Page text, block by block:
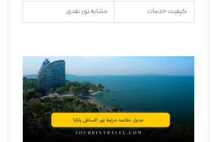
کیفیت خدمات مشابه تور نقدی